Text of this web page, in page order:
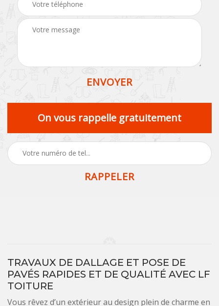
On vous rappelle gratuitement
TRAVAUX DE DALLAGE ET POSE DE
PAVÉS RAPIDES ET DE QUALITÉ AVEC LF
TOITURE
Vous rêvez d’un extérieur au design plein de charme en